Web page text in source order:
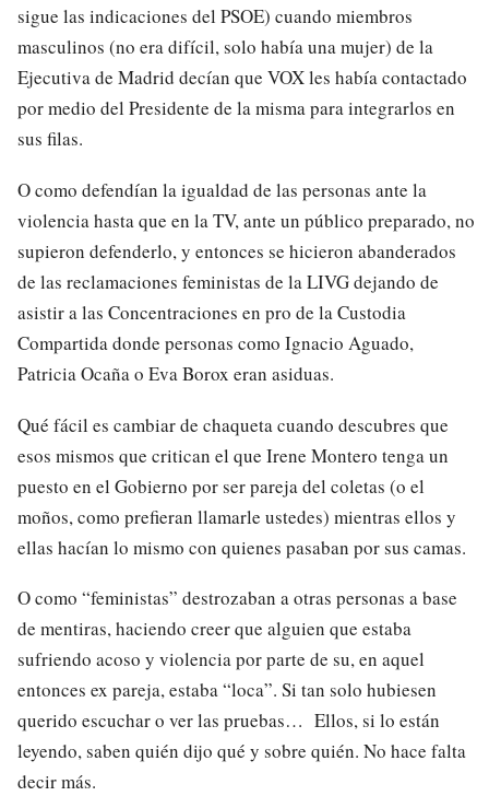
sigue las indicaciones del PSOE) cuando miembros
masculinos (no era difícil, solo había una mujer) de la
Ejecutiva de Madrid decían que VOX les había contactado
por medio del Presidente de la misma para integrarlos en
sus filas.
O como defendían la igualdad de las personas ante la
violencia hasta que en la TV, ante un público preparado, no
supieron defenderlo, y entonces se hicieron abanderados
de las reclamaciones feministas de la LIVG dejando de
asistir a las Concentraciones en pro de la Custodia
Compartida donde personas como Ignacio Aguado,
Patricia Ocaña o Eva Borox eran asiduas.
Qué fácil es cambiar de chaqueta cuando descubres que
esos mismos que critican el que Irene Montero tenga un
puesto en el Gobierno por ser pareja del coletas (o el
moños, como prefieran llamarle ustedes) mientras ellos y
ellas hacían lo mismo con quienes pasaban por sus camas.
O como “feministas” destrozaban a otras personas a base
de mentiras, haciendo creer que alguien que estaba
sufriendo acoso y violencia por parte de su, en aquel
entonces ex pareja, estaba “loca”. Si tan solo hubiesen
querido escuchar o ver las pruebas… Ellos, si lo están
leyendo, saben quién dijo qué y sobre quién. No hace falta
decir más.